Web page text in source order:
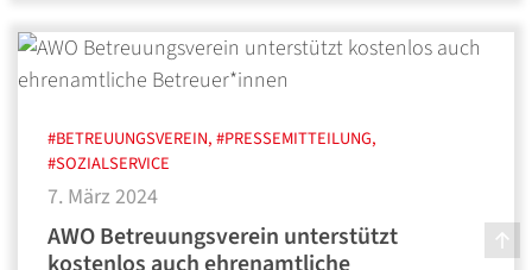
#BETREUUNGSVEREIN, #PRESSEMITTEILUNG,
#SOZIALSERVICE
7. März 2024
AWO Betreuungsverein unterstützt